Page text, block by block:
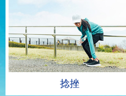
捻挫